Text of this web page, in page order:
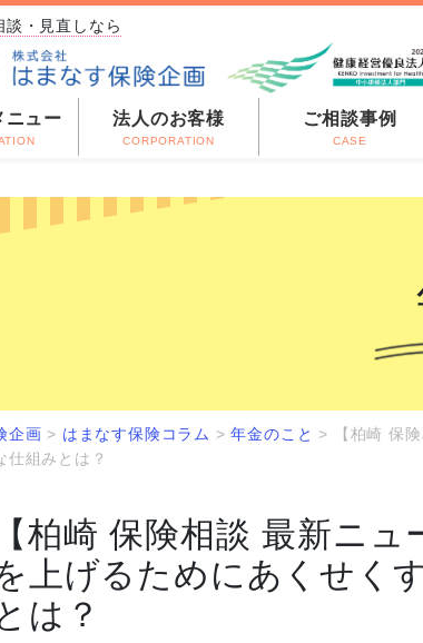
談・見直しなら
ニュー 法人のお客様
CORPORATION
ご相談事例
CASE
企画 > はまなす保険コラム >年金のこと >
【柏崎 保
仕組みとは？
【柏崎 保険相談 最新ニ
上げるためにあくせく
は？